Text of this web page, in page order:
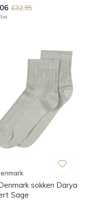
€32,95
sokken Darya
Sage